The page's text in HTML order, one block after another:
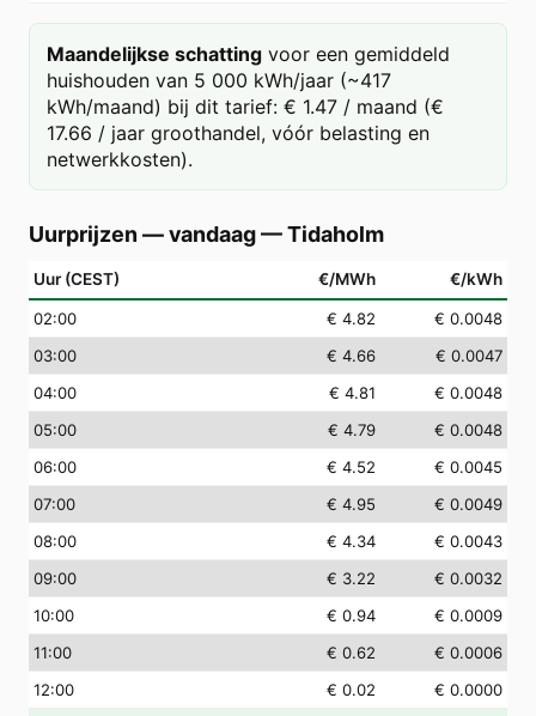
Maandelijkse schatting voor een gemiddeld
huishouden van 5 000 kWh/jaar (~417
kWh/maand) bij dit tarief: € 1.47 / maand (€
17.66 / jaar groothandel, vóór belasting en
netwerkkosten).
Uurprijzen — vandaag—Tidaholm
Uur (CEST) €/MWh €/kWh
02:00 € 4.82
€ 0.0048
03:00 € 4.66
€ 0.0047
04:00 € 4.81
€ 0.0048
05:00 € 4.79
€ 0.0048
06:00 € 4.52
€ 0.0045
07:00 € 4.95
€ 0.0049
08:00 € 4.34
€ 0.0043
09:00 € 3.22
€ 0.0032
10:00 € 0.94
€ 0.0009
11:00 € 0.62
€ 0.0006
12:00 € 0.02
€ 0.0000